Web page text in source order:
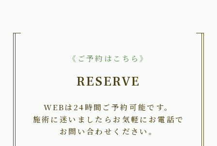
《ご予約はこちら》
RESERVE
WEBは24時間ご予約可能です。
施術に迷いましたらお気軽にお電話で
お問い合わせください。